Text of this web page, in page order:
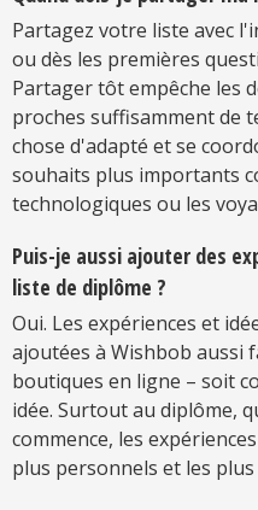
Partagez votre liste avec
ou dès les premières
Partager tôt empêche les
proches suffisamment de
chose d'adapté et se
souhaits plus importants
technologiques ou les
Puis-je aussi ajouter des
liste de diplôme ?
Oui. Les expériences et
ajoutées à Wishbob aussi
boutiques en ligne – soit
idée. Surtout au diplôme,
commence, les
plus personnels et les